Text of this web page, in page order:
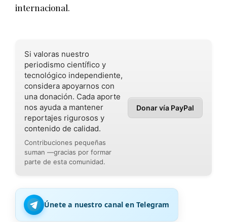
internacional.
Si valoras nuestro
periodismo científico y
tecnológico independiente,
considera apoyarnos con
una donación. Cada aporte
nos ayuda a mantener
reportajes rigurosos y
contenido de calidad.
Contribuciones pequeñas
suman —gracias por formar
parte de esta comunidad.
Donar vía PayPal
Únete a nuestro canal en Telegram